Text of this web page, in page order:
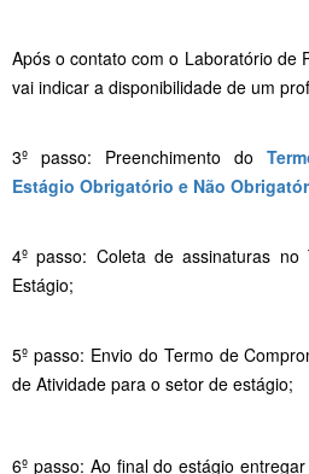
Após o contato com o Laboratório de
vai indicar a disponibilidade de um
3º passo: Preenchimento do
Estágio Obrigatório e Não
4º passo: Coleta de assinaturas
Estágio;
5º passo: Envio do Termo de
de Atividade para o setor de estágio;
6º passo: Ao final do estágio